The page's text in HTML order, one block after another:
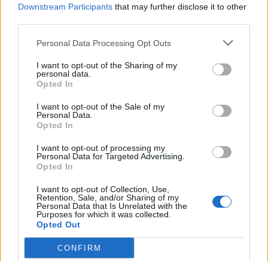
Downstream Participants that may further disclose it to other
Personal Data Processing Opt Outs
I want to opt-out of the Sharing of my
personal data.
Opted In
I want to opt-out of the Sale of my
Personal Data.
Opted In
I want to opt-out of processing my
Personal Data for Targeted Advertising.
Opted In
I want to opt-out of Collection, Use,
Retention, Sale, and/or Sharing of my
Personal Data that Is Unrelated with the
Purposes for which it was collected.
Opted Out
CONFIRM
Αριστερής Συμπαράταξης για την
ανασυγκρότηση και την ενίσχυση
του κοινωνικού κράτους
Μέρα και νύχτα ανοιχτές οι
Αγιάσο
Από το πρωί της Τετάρτης έως τα
μεσάνυχτα του
Δεκαπενταύγουστου οι πόρτες του
Προσκυνήματος θα παραμένουν
ανοικτές για τους πιστούς και
ιδιαίτερα για τους οδοιπόρους
ΕΛΛΑΔΑ
Νέο κύμα θυελλωδών ανέμων
θέτει σε επιφυλακή την Πολιτική
Προστασία
Βόρειοι - βορειοανατολικοί άνεμοι
έως 8 μποφόρ και ριπές που τοπικά